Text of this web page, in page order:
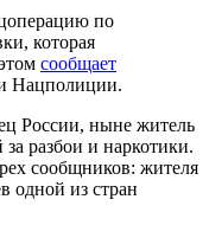
по
которая
сообщает
Нацполиции.
России, ныне житель
разбои и наркотики.
сообщников: жителя
одной из стран